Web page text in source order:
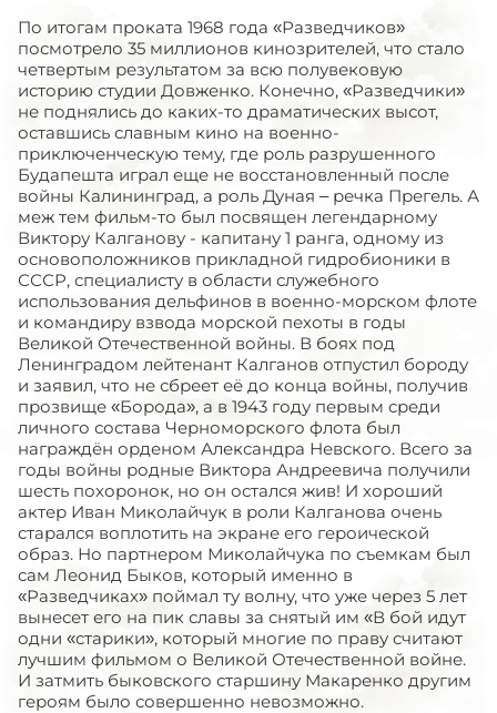
По итогам проката 1968 года «Разведчиков»
посмотрело 35 миллионов кинозрителей, что стало
четвертым результатом за всю полувековую
историю студии Довженко. Конечно, «Разведчики»
не поднялись до каких-то драматических высот,
оставшись славным кино на военно-
приключенческую тему, где роль разрушенного
Будапешта играл еще не восстановленный после
войны Калининград, а роль Дуная – речка Прегель. А
меж тем фильм-то был посвящен легендарному
Виктору Калганову - капитану 1 ранга, одному из
основоположников прикладной гидробионики в
СССР, специалисту в области служебного
использования дельфинов в военно-морском флоте
и командиру взвода морской пехоты в годы
Великой Отечественной войны. В боях под
Ленинградом лейтенант Калганов отпустил бороду
и заявил, что не сбреет её до конца войны, получив
прозвище «Борода», а в 1943 году первым среди
личного состава Черноморского флота был
награждён орденом Александра Невского. Всего за
годы войны родные Виктора Андреевича получили
шесть похоронок, но он остался жив! И хороший
актер Иван Миколайчук в роли Калганова очень
старался воплотить на экране его героической
образ. Но партнером Миколайчука по съемкам был
сам Леонид Быков, который именно в
«Разведчиках» поймал ту волну, что уже через 5 лет
вынесет его на пик славы за снятый им «В бой идут
одни «старики», который многие по праву считают
лучшим фильмом о Великой Отечественной войне.
И затмить быковского старшину Макаренко другим
героям было совершенно невозможно.